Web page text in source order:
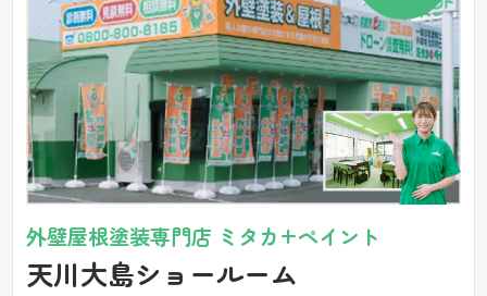
外壁屋根塗装専門店 ミタカ+ペイント
天川大島ショールーム